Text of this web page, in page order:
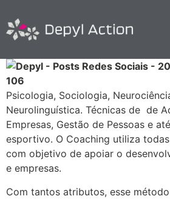
Psicologia, Sociologia,
Neurolinguística. Técnicas de de
Empresas, Gestão de Pessoas e
esportivo. O Coaching utiliza
com objetivo de apoiar o
e empresas.
Com tantos atributos, esse